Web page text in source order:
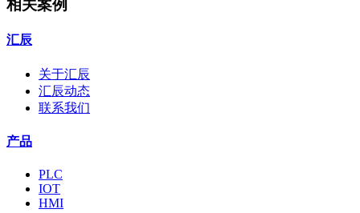
相关案例
汇辰
关于汇辰
汇辰动态
联系我们
产品
PLC
IOT
HMI